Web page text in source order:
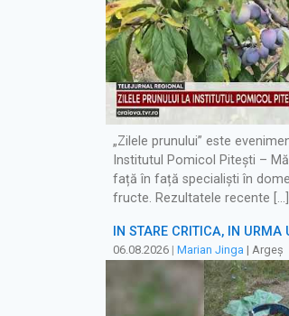
„Zilele prunului” este
Institutul Pomicol Pitești –
față în față specialiști în
fructe. Rezultatele recente […]
ÎN STARE CRITICĂ, ÎN URMA
06.08.2026 | Marian Jinga | Argeș